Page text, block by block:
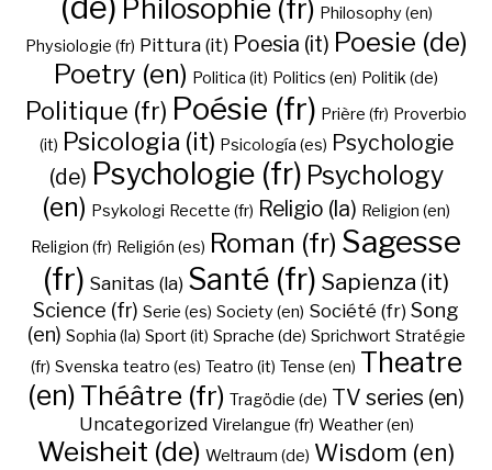
Philosophie (fr) Philosophy (en)
Physiologie (fr) Pittura (it) Poesia (it) Poesie (de)
Poetry (en) Politica (it) Politics (en) Politik (de)
Politique (fr) Poésie (fr) Prière (fr) Proverbio
(it) Psicologia (it) Psicología (es) Psychologie
(de) Psychologie (fr) Psychology
(en) Psykologi Recette (fr) Religio (la) Religion (en)
Religion (fr) Religión (es) Roman (fr) Sagesse
(fr) Sanitas (la) Santé (fr) Sapienza (it)
Science (fr) Serie (es) Society (en) Société (fr) Song
(en) Sophia (la) Sport (it) Sprache (de) Sprichwort Stratégie
(fr) Svenska teatro (es) Teatro (it) Tense (en) Theatre
(en) Théâtre (fr) Tragödie (de) TV series (en)
Uncategorized Virelangue (fr) Weather (en)
Weisheit (de) Weltraum (de) Wisdom (en)